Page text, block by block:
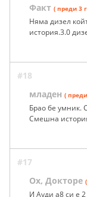
Факт ( преди 3
Няма дизел
история.3.0
#18
младен (
Брао бе умник.
Смешна
#17
Ох, Докторе
И Ауди а8 си е